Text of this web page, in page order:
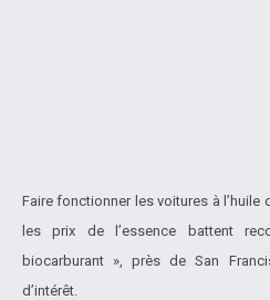
Faire fonctionner les voitures à l’huile
les prix de l’essence battent
biocarburant », près de San
d’intérêt.